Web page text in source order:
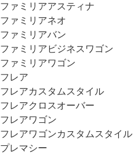
ファミリアアスティナ
ファミリアネオ
ファミリアバン
ファミリアビジネスワゴン
ファミリアワゴン
フレア
フレアカスタムスタイル
フレアクロスオーバー
フレアワゴン
フレアワゴンカスタムスタイル
プレマシー